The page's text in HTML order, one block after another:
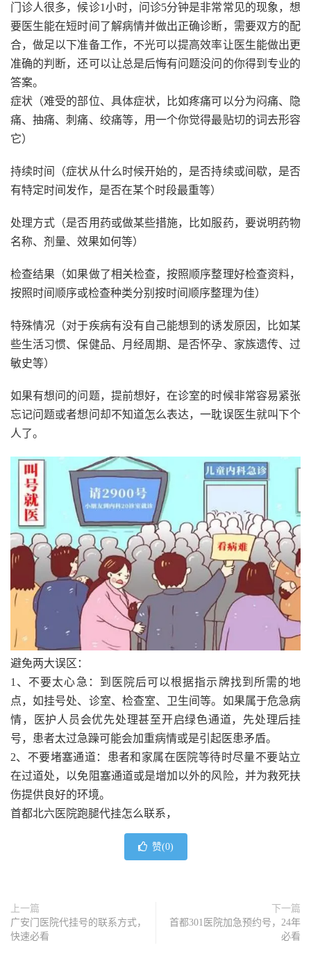
门诊人很多，候诊1小时，问诊5分钟是非常常见的现象，想
要医生能在短时间了解病情并做出正确诊断，需要双方的配
合，做足以下准备工作，不光可以提高效率让医生能做出更
准确的判断，还可以让总是后悔有问题没问的你得到专业的
答案。
症状（难受的部位、具体症状，比如疼痛可以分为闷痛、隐
痛、抽痛、刺痛、绞痛等，用一个你觉得最贴切的词去形容
它）
持续时间（症状从什么时候开始的，是否持续或间歇，是否
有特定时间发作，是否在某个时段最重等）
处理方式（是否用药或做某些措施，比如服药，要说明药物
名称、剂量、效果如何等）
检查结果（如果做了相关检查，按照顺序整理好检查资料，
按照时间顺序或检查种类分别按时间顺序整理为佳）
特殊情况（对于疾病有没有自己能想到的诱发原因，比如某
些生活习惯、保健品、月经周期、是否怀孕、家族遗传、过
敏史等）
如果有想问的问题，提前想好，在诊室的时候非常容易紧张
忘记问题或者想问却不知道怎么表达，一耽误医生就叫下个
人了。
避免两大误区：
1、不要太心急：到医院后可以根据指示牌找到所需的地
点，如挂号处、诊室、检查室、卫生间等。如果属于危急病
情，医护人员会优先处理甚至开启绿色通道，先处理后挂
号，患者太过急躁可能会加重病情或是引起医患矛盾。
2、不要堵塞通道：患者和家属在医院等待时尽量不要站立
在过道处，以免阻塞通道或是增加以外的风险，并为救死扶
伤提供良好的环境。
首都北六医院跑腿代挂怎么联系，
赞(0)
上一篇
广安门医院代挂号的联系方式，
快速必看
下一篇
首都301医院加急预约号，24年
必看